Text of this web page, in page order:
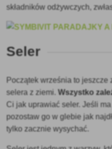
składników odżywczych,
Seler
Początek września to
selera z ziemi.Wszystko
Ci jak uprawiać seler. Jeśli
pozostaw go w glebie jak
tylko zacznie wysychać.